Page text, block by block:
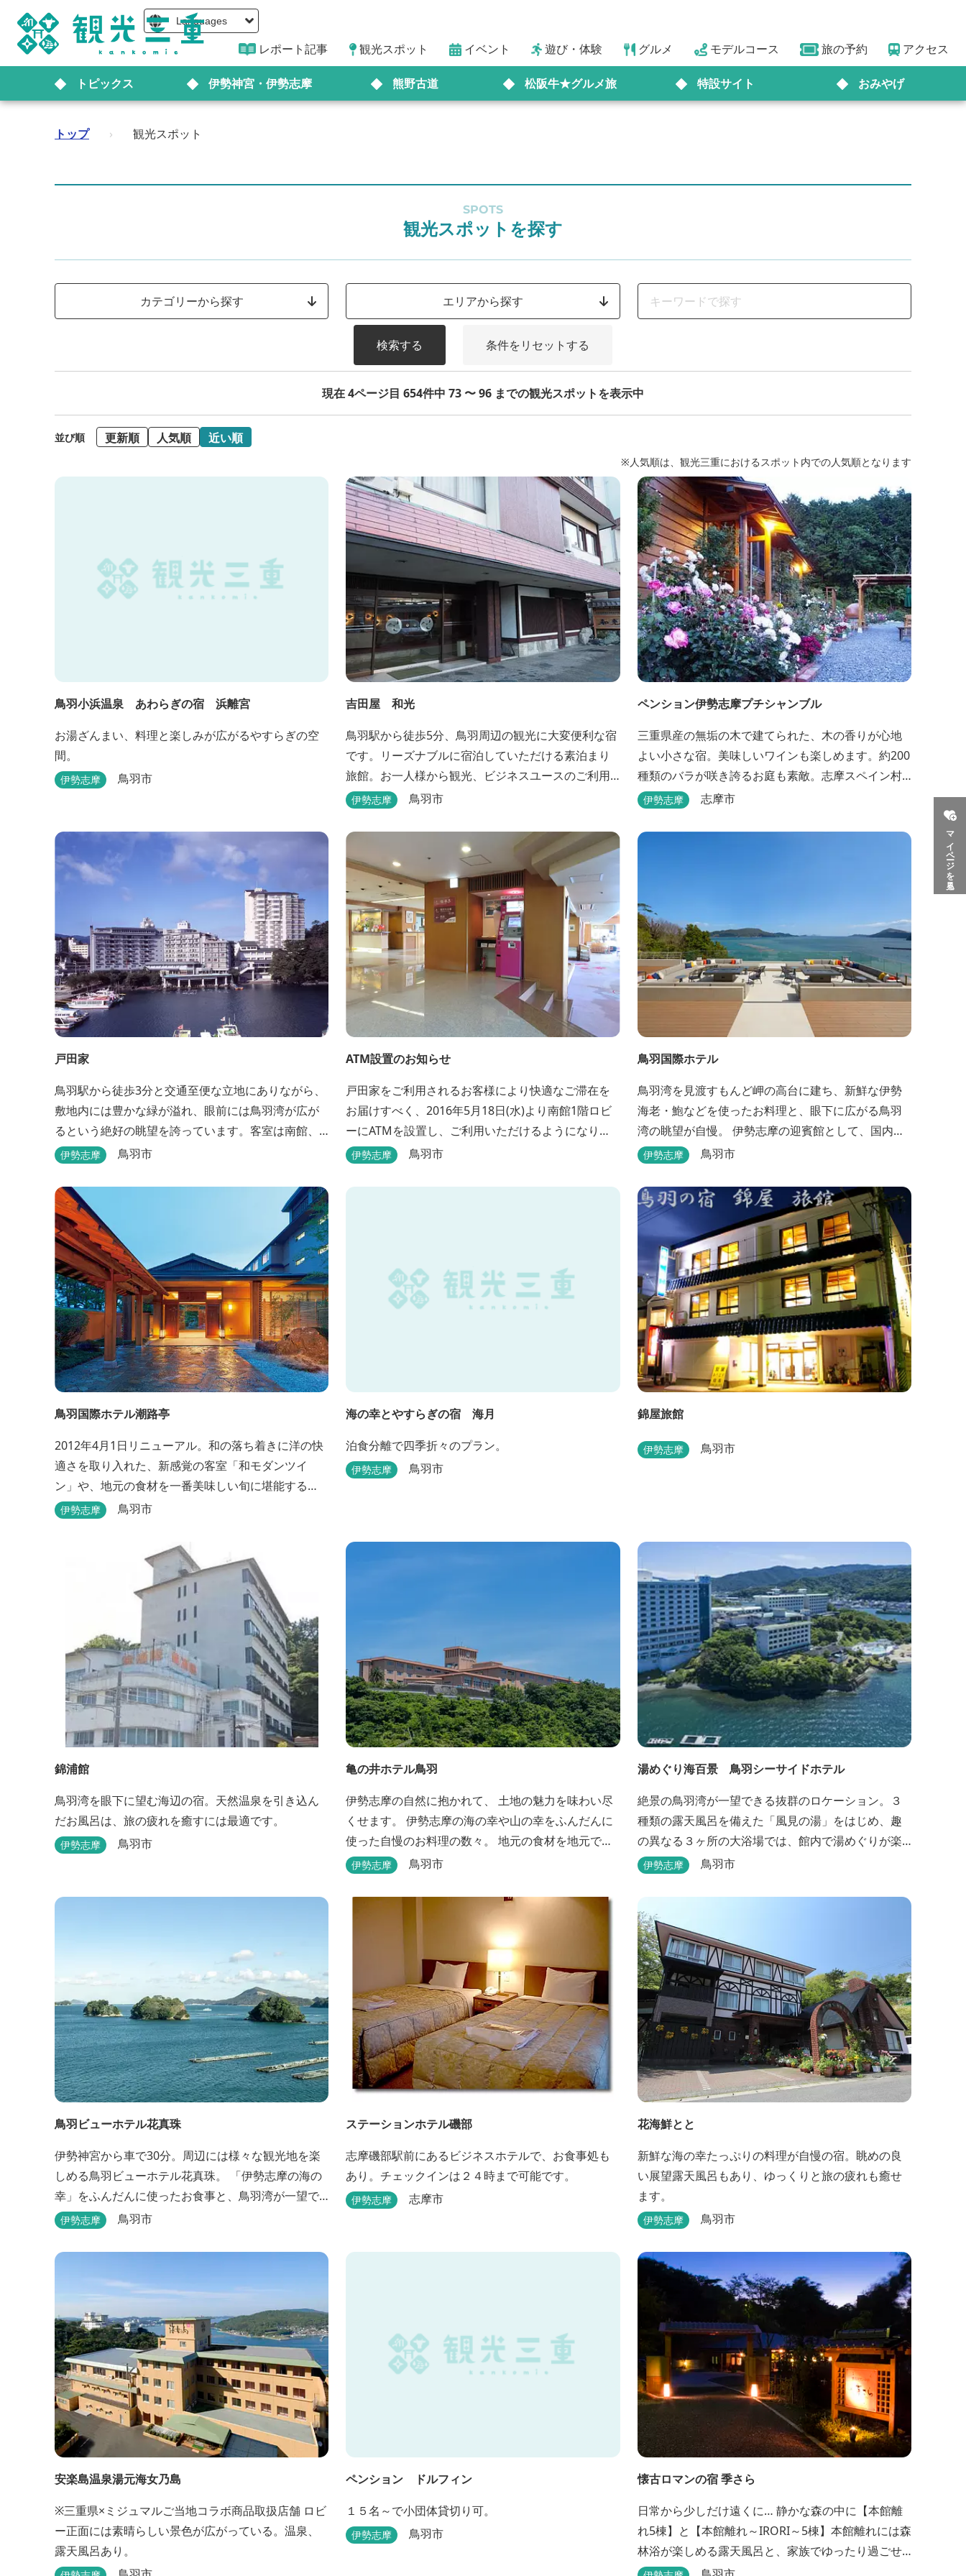
Languages
レポート記事 観光スポット イベント 遊び・体験 グルメ モデルコース 旅の予約 アクセス
トピックス 伊勢神宮・伊勢志摩 熊野古道 松阪牛★グルメ旅 特設サイト おみやげ
マイページを見る
トップ › 観光スポット
SPOTS
観光スポットを探す
カテゴリーから探す エリアから探す
検索する 条件をリセットする
現在 4ページ目 654件中 73 〜 96 までの観光スポットを表示中
並び順 更新順 人気順 近い順
※人気順は、観光三重におけるスポット内での人気順となります
鳥羽小浜温泉 あわらぎの宿 浜離宮
お湯ざんまい、料理と楽しみが広がるやすらぎの空
間。
伊勢志摩 鳥羽市
吉田屋 和光
鳥羽駅から徒歩5分、鳥羽周辺の観光に大変便利な宿
です。リーズナブルに宿泊していただける素泊まり
旅館。お一人様から観光、ビジネスユースのご利用
に便利です。
伊勢志摩 鳥羽市
ペンション伊勢志摩プチシャンブル
三重県産の無垢の木で建てられた、木の香りが心地
よい小さな宿。美味しいワインも楽しめます。約200
種類のバラが咲き誇るお庭も素敵。志摩スペイン村
へ約6キロと観光にも便利です。
伊勢志摩 志摩市
戸田家
鳥羽駅から徒歩3分と交通至便な立地にありながら、
敷地内には豊かな緑が溢れ、眼前には鳥羽湾が広が
るという絶好の眺望を誇っています。客室は南館、
嬉春亭を会わせて169室あり、各部屋からの景観の美
料理も自慢です。 旅の疲れを癒すには、男女あわ
せて13湯と足湯2湯の湯巡りは最高です。野趣溢れる
野天風呂、ゆったりとつくろげる大浴場、家族で楽
しめる貸...
伊勢志摩 鳥羽市
ATM設置のお知らせ
戸田家をご利用されるお客様により快適なご滞在を
お届けすべく、2016年5月18日(水)より南館1階ロビ
ーにATMを設置し、ご利用いただけるようになりま
す。 〇場所：南館1階ロビー For better
dispenser will be available at Todaya Hotel’s 1...
伊勢志摩 鳥羽市
鳥羽国際ホテル
鳥羽湾を見渡すもんど岬の高台に建ち、新鮮な伊勢
海老・鮑などを使ったお料理と、眼下に広がる鳥羽
湾の眺望が自慢。 伊勢志摩の迎賓館として、国内外
の賓客を数多くお迎えしている伝統と格式のあるホ
ラウンジアクセス付の新客室「オーシャンビュース
イート・クラブ」が誕生！ エントランスやフロン
ト、ザ・ロビーラウンジ、パールオーシャンテラ...
伊勢志摩 鳥羽市
鳥羽国際ホテル潮路亭
2012年4月1日リニューアル。和の落ち着きに洋の快
適さを取り入れた、新感覚の客室「和モダンツイ
ン」や、地元の食材を一番美味しい旬に堪能する
「プライベートダイニング」、更にはミキモト コス
「パールオーロラ風呂」が誕生。
伊勢志摩 鳥羽市
海の幸とやすらぎの宿 海月
泊食分離で四季折々のプラン。
伊勢志摩 鳥羽市
錦屋旅館
伊勢志摩 鳥羽市
錦浦館
鳥羽湾を眼下に望む海辺の宿。天然温泉を引き込ん
だお風呂は、旅の疲れを癒すには最適です。
伊勢志摩 鳥羽市
亀の井ホテル鳥羽
伊勢志摩の自然に抱かれて、 土地の魅力を味わい尽
くせます。 伊勢志摩の海の幸や山の幸をふんだんに
使った自慢のお料理の数々。 地元の食材を地元で味
わうのは、 旅の醍醐味のひとつです。 鳥羽湾の潮風
屋。 行き交うフェリーをのんびり眺めて、 日常をち
ょっと忘れるひと時をお過ごしください。
伊勢志摩 鳥羽市
湯めぐり海百景 鳥羽シーサイドホテル
絶景の鳥羽湾が一望できる抜群のロケーション。３
種類の露天風呂を備えた「風見の湯」をはじめ、趣
の異なる３ヶ所の大浴場では、館内で湯めぐりが楽
しめます。また、露天風呂付客室や貸切家族風呂
で、湯浴みの一日をお過ごしいただけます。 お料
理についても、「詩季バイキング」はオープンキッ
チンで出来立て料理を舌だけではなく目や耳でも楽
しめます、また海の幸を...
伊勢志摩 鳥羽市
鳥羽ビューホテル花真珠
伊勢神宮から車で30分。周辺には様々な観光地を楽
しめる鳥羽ビューホテル花真珠。 「伊勢志摩の海の
幸」をふんだんに使ったお食事と、鳥羽湾が一望で
きる「美肌の湯」、2022年にリニューアルされた客
年リニューアルした過ごしやすいお部屋で、親子3世
代で楽しめるお部屋になっております。 全室オーシ
ャンビューで雄大な鳥羽湾を一望でき、日頃の疲...
伊勢志摩 鳥羽市
ステーションホテル磯部
志摩磯部駅前にあるビジネスホテルで、お食事処も
あり。チェックインは２４時まで可能です。
伊勢志摩 志摩市
花海鮮とと
新鮮な海の幸たっぷりの料理が自慢の宿。眺めの良
い展望露天風呂もあり、ゆっくりと旅の疲れも癒せ
ます。
伊勢志摩 鳥羽市
安楽島温泉湯元海女乃島
※三重県×ミジュマルご当地コラボ商品取扱店舗 ロビ
ー正面には素晴らしい景色が広がっている。温泉、
露天風呂あり。
ペンション ドルフィン
１５名～で小団体貸切り可。
伊勢志摩 鳥羽市
懐古ロマンの宿 季さら
日常から少しだけ遠くに… 静かな森の中に【本館離
れ5棟】と【本館離れ～IRORI～5棟】本館離れには森
林浴が楽しめる露天風呂と、家族でゆったり過ごせ
る内湯がついています。お部屋に合わせた様々なプ